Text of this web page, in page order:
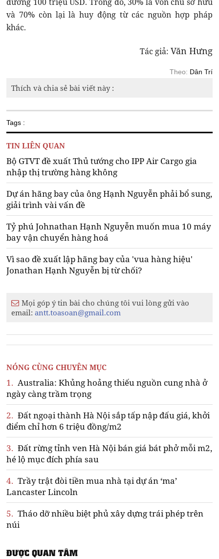
và 70% còn lại là huy động từ các nguồn hợp pháp
khác.
Tác giả: Văn Hưng
Theo: Dân Trí
Thích và chia sẻ bài viết này :
Tags :
TIN LIÊN QUAN
Bộ GTVT đề xuất Thủ tướng cho IPP Air Cargo gia
nhập thị trường hàng không
Dự án hãng bay của ông Hạnh Nguyễn phải bổ sung,
giải trình vài vấn đề
Tỷ phú Johnathan Hạnh Nguyễn muốn mua 10 máy
bay vận chuyển hàng hoá
Vì sao đề xuất lập hãng bay của 'vua hàng hiệu'
Jonathan Hạnh Nguyễn bị từ chối?
Mọi góp ý tin bài cho chúng tôi vui lòng gửi vào
email:antt.toasoan@gmail.com
NÓNG CÙNG CHUYÊN MỤC
1. Australia: Khủng hoảng thiếu nguồn cung nhà ở
ngày càng trầm trọng
2. Đất ngoại thành Hà Nội sắp tấp nập đấu giá, khởi
điểm chỉ hơn 6 triệu đồng/m2
3. Đất rừng tỉnh ven Hà Nội bán giá bát phở mỗi m2,
hé lộ mục đích phía sau
4. Trầy trật đòi tiền mua nhà tại dự án ‘ma’
Lancaster Lincoln
5. Tháo dỡ nhiều biệt phủ xây dựng trái phép trên
núi
ĐƯỢC QUAN TÂM